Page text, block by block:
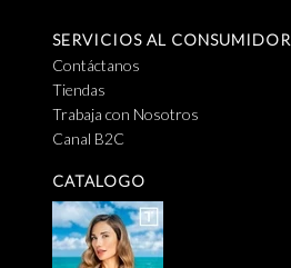
SERVICIOS AL CONSUMIDOR
Contáctanos
Tiendas
Trabaja con Nosotros
Canal B2C
CATALOGO